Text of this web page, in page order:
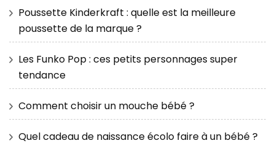
Poussette Kinderkraft : quelle est la meilleure
poussette de la marque ?
Les Funko Pop : ces petits personnages super
tendance
Comment choisir un mouche bébé ?
Quel cadeau de naissance écolo faire à un bébé ?